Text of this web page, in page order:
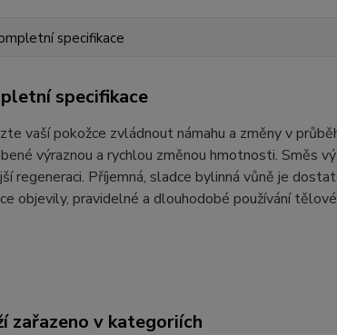
specifikace
specifikace
vaší pokožce zvládnout námahu a změny v
výraznou a rychlou změnou hmotnosti. Směs
regeneraci. Příjemná, sladce bylinná vůně je
objevily, pravidelné a dlouhodobé používání
zařazeno v kategoriích